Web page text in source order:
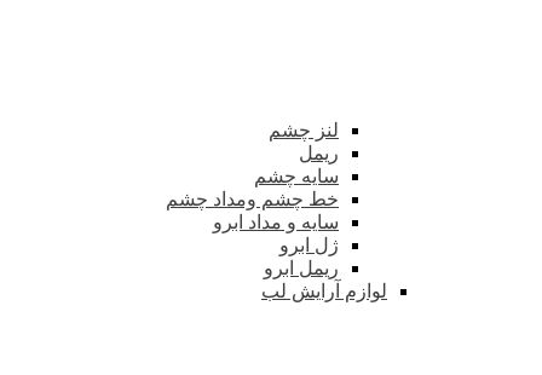
لنز چشم
ریمل
سایه چشم
خط چشم ومداد چشم
سایه و مداد ابرو
ژل ابرو
ریمل ابرو
لوازم آرایش لب